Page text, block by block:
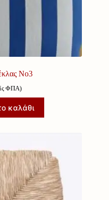
Νο3
ΦΠΑ)
καλάθι